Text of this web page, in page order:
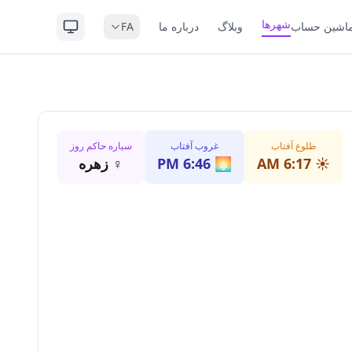
حسابشهرها وبلاگ درباره ما FA
طلوع آفتاب
☀️
6:17 AM
غروب آفتاب
🌅
6:46 PM
سیاره حاکم روز
♀ زهره